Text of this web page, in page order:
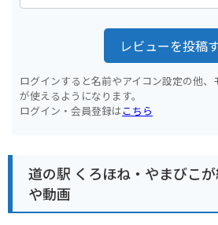
レビューを投稿
ログインすると名前やアイコン設定の他
が使えるようになります。
ログイン・会員登録はこちら
道の駅 くろほね・やまびこ
や動画